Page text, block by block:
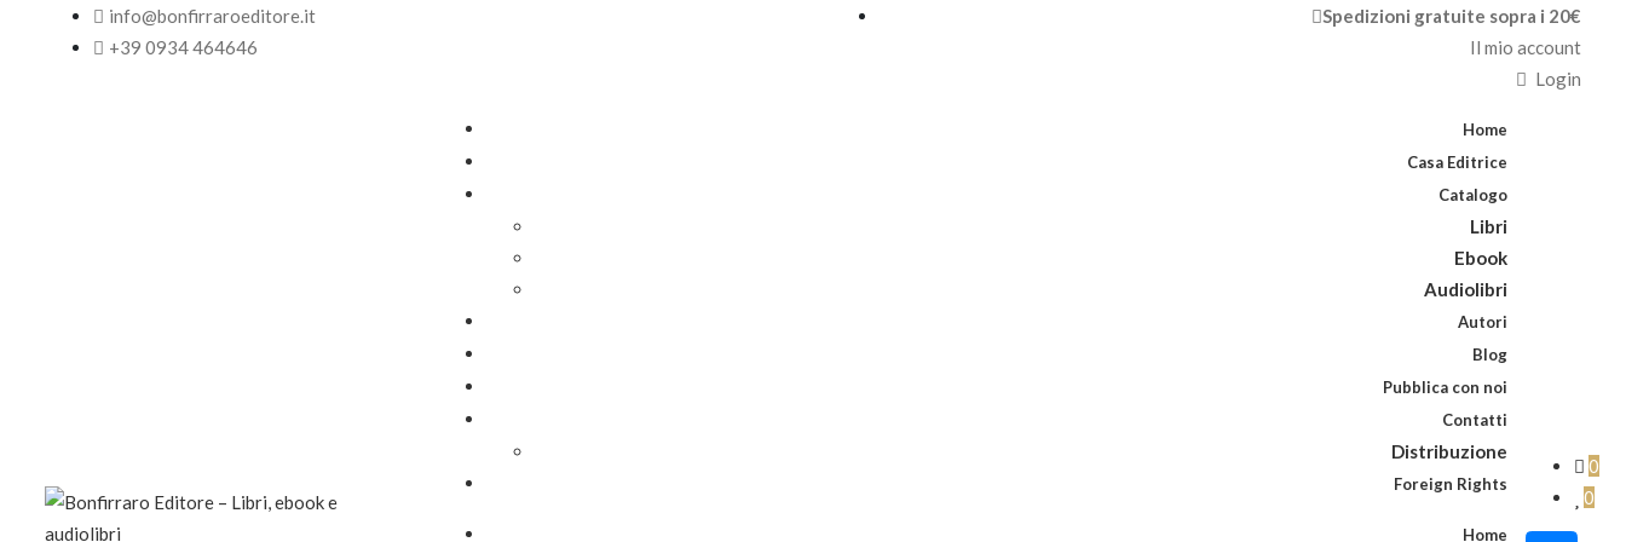
info@bonfirraroeditore.it
+39 0934 464646
Spedizioni gratuite sopra i 20€
Il mio account
Login
Home
Casa Editrice
Catalogo
Libri
Ebook
Audiolibri
Autori
Blog
Pubblica con noi
Contatti
Distribuzione
Foreign Rights
Home
0
0